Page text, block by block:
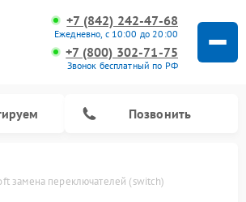
+7 (842) 242-47-68
Ежедневно, с 10:00 до 20:00
+7 (800) 302-71-75
Звонок бесплатный по РФ
Позвонить
замена переключателей (switch)